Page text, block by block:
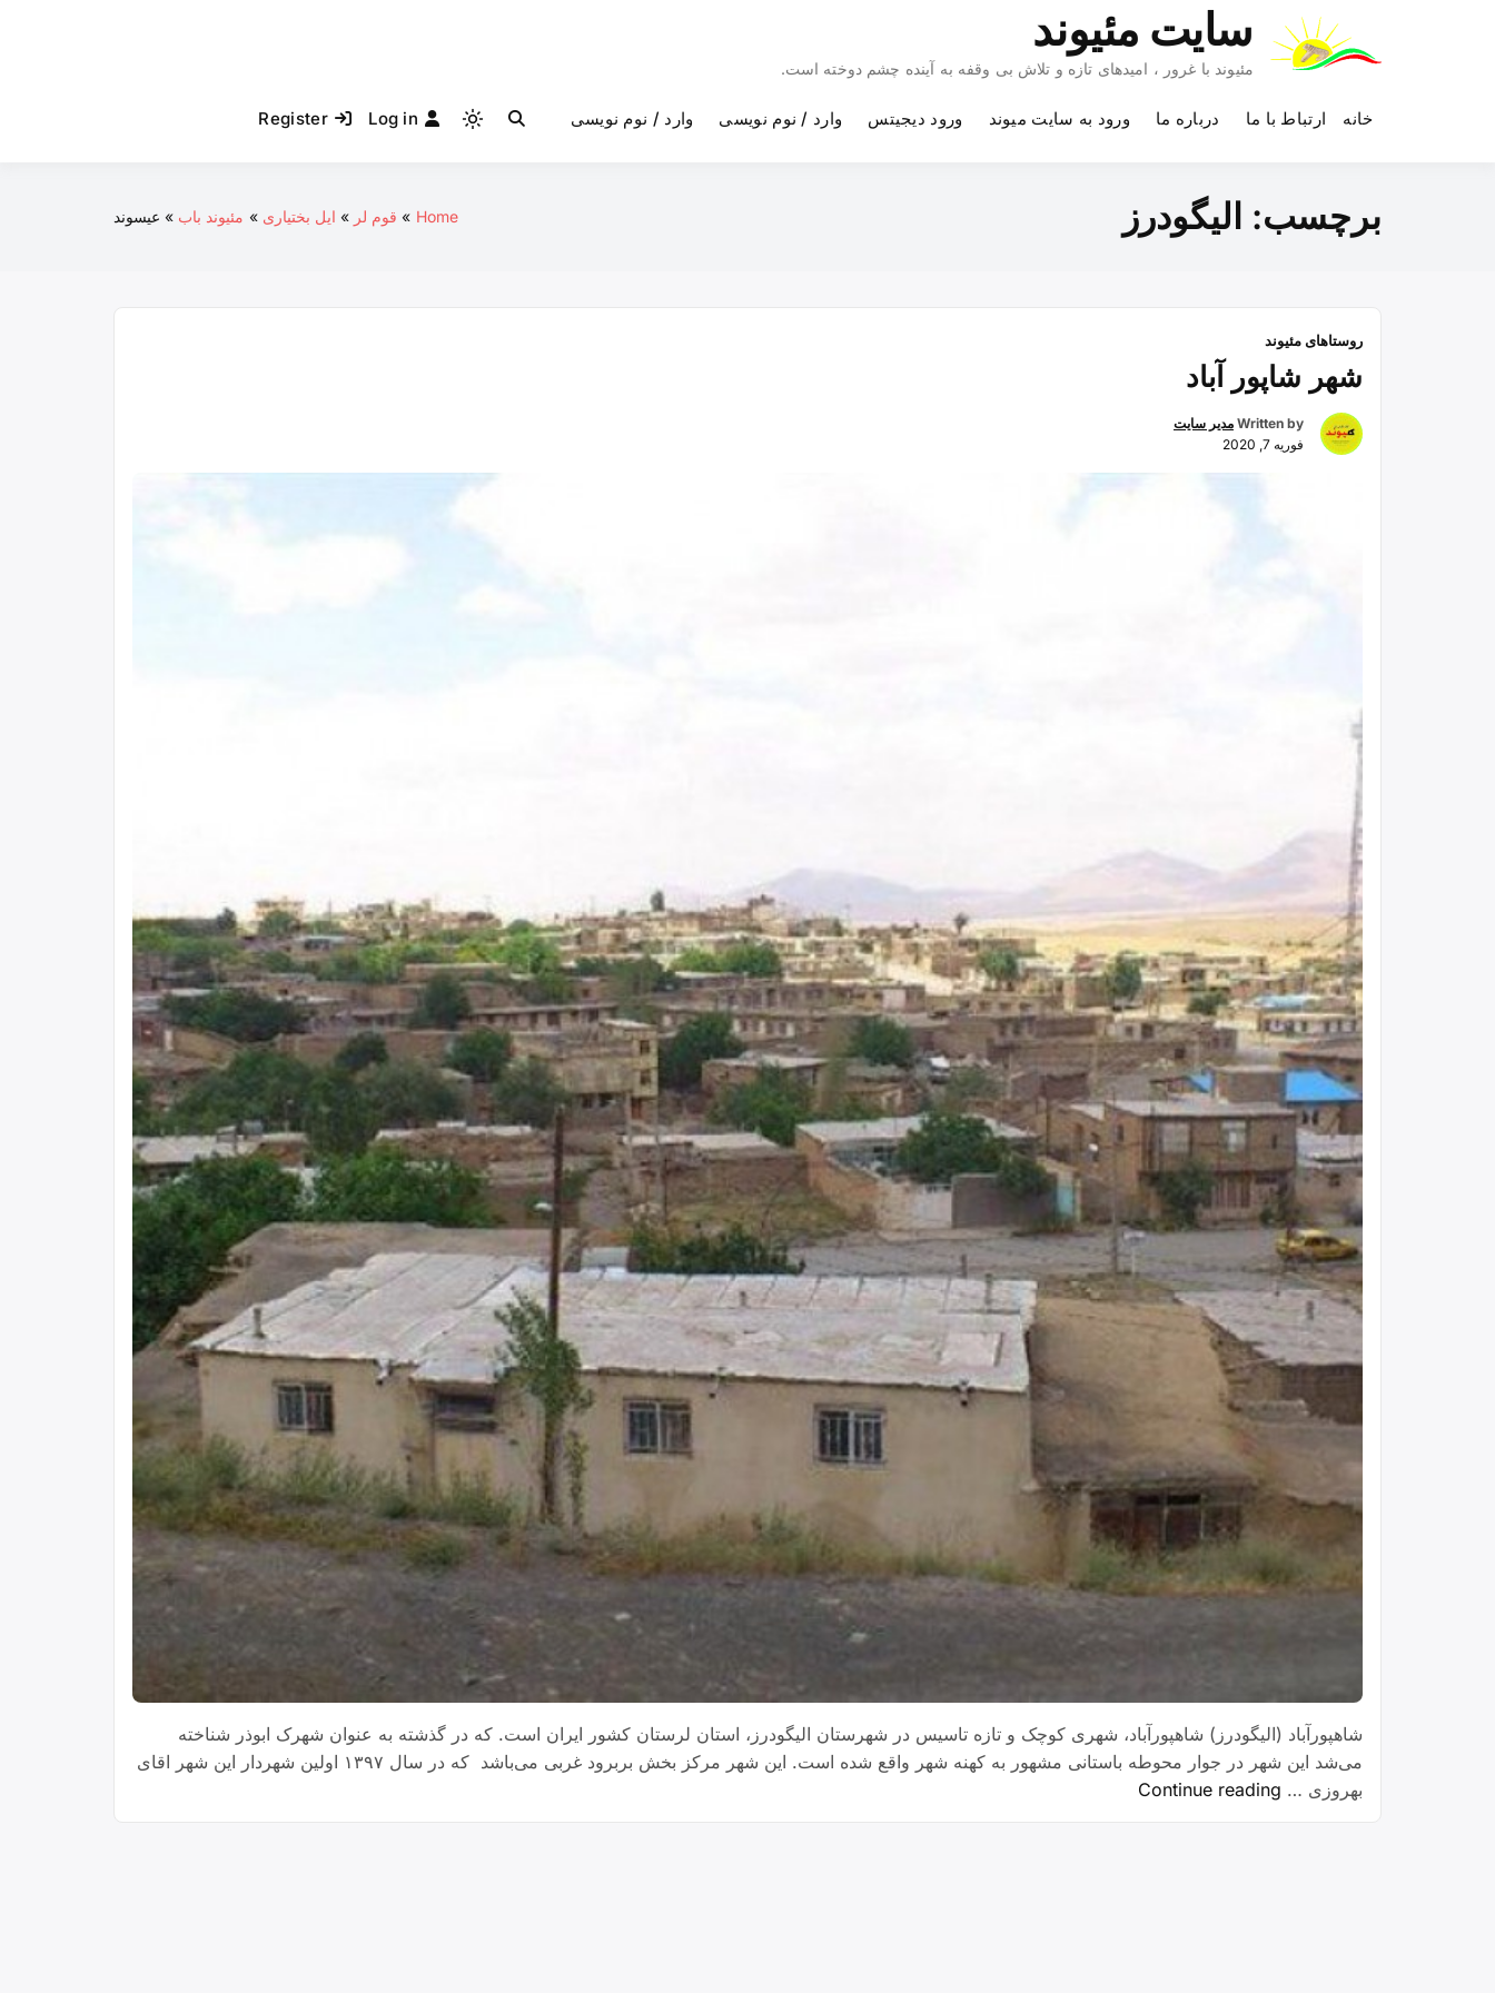
سایت مئیوند
مئیوند با غرور ، امیدهای تازه و تلاش بی وقفه به آینده چشم دوخته است.
خانه ارتباط با ما درباره ما ورود به سایت میوند ورود دیجیتس وارد / نوم نویسی وارد / نوم نویسی
Light
to
Log in
Register
برچسب: اليگودرز Home قوم لر ایل بختیاری مئیوند باب عیسوند
روستاهای مئیوند
شهر شاپور آباد
Written by مدیر سایت
فوریه 7, 2020
شاهپورآباد (الیگودرز) شاهپورآباد، شهری کوچک و تازه تاسیس در شهرستان الیگودرز، استان لرستان کشور ایران است. که در گذشته به عنوان شهرک ابوذر شناخته
می‌شد این شهر در جوار محوطه باستانی مشهور به کهنه شهر واقع شده است. این شهر مرکز بخش بربرود غربی می‌باشد که در سال ۱۳۹۷ اولین شهردار این شهر اقای
بهروزی … Continue reading